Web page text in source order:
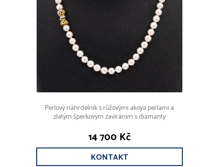
Perlový náhrdelník s růžovými akoya perlami a
zlatým šperkovým zavíráním s diamanty
14 700 Kč
KONTAKT